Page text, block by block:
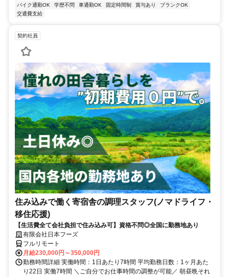
バイク通勤OK 学歴不問 車通勤OK 固定時間制 賞与あり
ブランクOK
交通費支給
契約社員
住み込みで働く寄宿舎の調理スタッフ(ノマドライフ・
移住応援)
【生活費全て会社負担で住み込み可】資格不問◎全国に勤務地あり
有限会社日本フーズ
フルリモート
月給230,000円～350,000円
勤務時間詳細 実働時間：1日あたり7時間 平均勤務日数：1ヶ月あた
り22日 実働7時間 ＼ご自分でお仕事時間の調整が可能／ 朝昼晩それ